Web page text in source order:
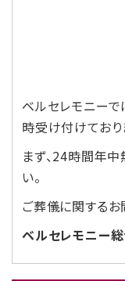
ベルセレモニー
時受け付けており
まず、24時間年
い。
ご葬儀に関する
ベルセレモニー